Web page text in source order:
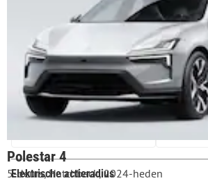
achterwielaandrijving
voorwielaandrijving
Vermogen
Elektrische actieradius
Polestar 4
5-deurs, Hatchback, 2024-heden